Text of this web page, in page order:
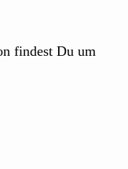
findest Du um